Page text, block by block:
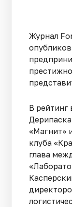
Журнал
В
«Магнит»
клуба
глава